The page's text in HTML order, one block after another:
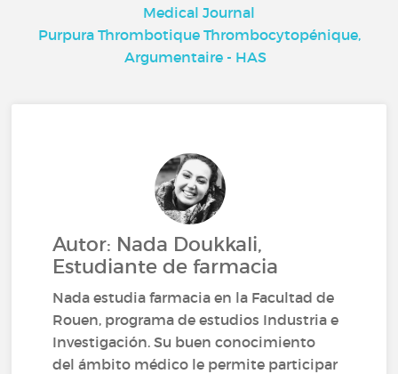
Medical Journal
Purpura Thrombotique Thrombocytopénique,
Argumentaire - HAS
Autor: Nada Doukkali,
Estudiante de farmacia
Nada estudia farmacia en la Facultad de
Rouen, programa de estudios Industria e
Investigación. Su buen conocimiento
del ámbito médico le permite participar